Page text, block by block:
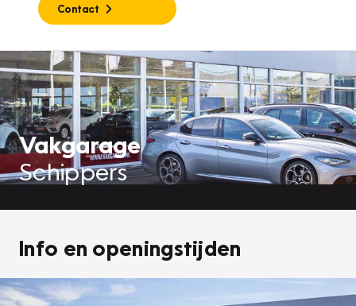
Contact
Vakgarage
Schippers
Info en openingstijden